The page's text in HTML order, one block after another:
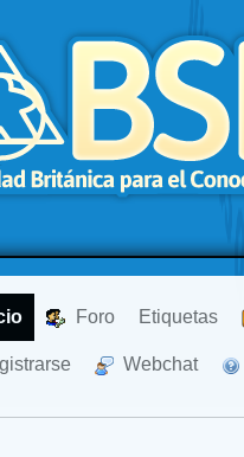
Foro Etiquetas
Webchat